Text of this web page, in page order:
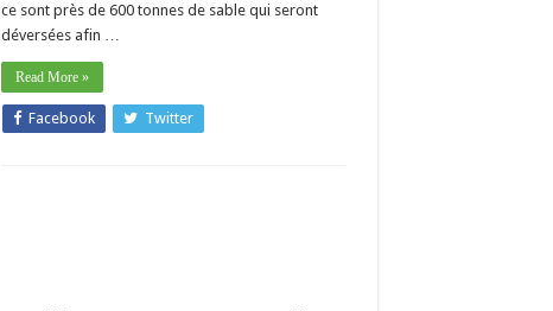
ce sont près de 600 tonnes de sable qui seront
déversées afin …
Read More »
Facebook Twitter